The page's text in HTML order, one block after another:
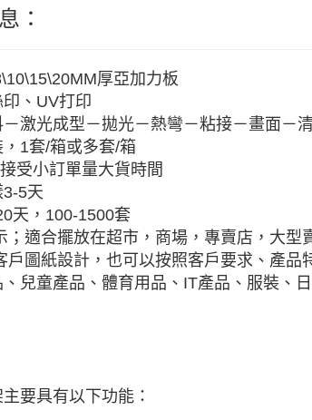
：
厚亞加力板
、UV打印
激光成型－拋光－熱彎－粘接－畫面－
1套/箱或多套/箱
受小訂單量大貨時間
5天
天，100-1500套
；適合擺放在超市，商場，專賣店，大型
戶圖紙設計，也可以按照客戶要求、產品
兒童產品、體育用品、IT產品、服裝、
要具有以下功能：